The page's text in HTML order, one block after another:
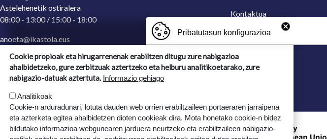
Astelehenetik ostiralera
08:00 - 13:00 / 15:00 - 18:00
anoeta@ikastola.eus
Ergoien, 5
20270, Anoeta, Gipuzkoa
Kontaktua
Iradokizun postontzia
Pribatutasun konfigurazioa
Cookie propioak eta hirugarrenenak erabiltzen ditugu zure nabigazioa
ahalbidetzeko, gure zerbitzuak aztertzeko eta helburu analitikoetarako, zure
nabigazio-datuak aztertuta. Informazio gehiago
Analitikoak
Cookie-n arduradunari, lotuta dauden web orrien erabiltzaileen portaeraren jarraipena
eta azterketa egitea ahalbidetzen dioten cookieak dira. Mota honetako cookie-n bidez
bildutako informazioa webgunearen jarduera neurtzeko eta erabiltzaileen nabigazio-